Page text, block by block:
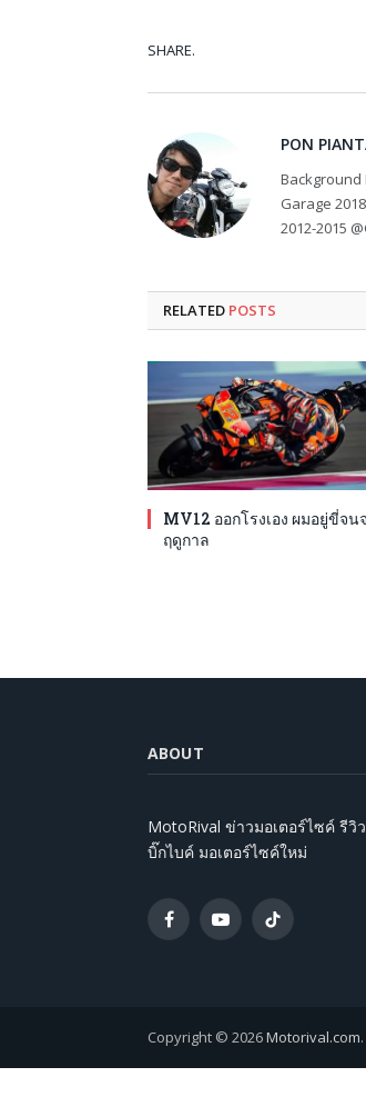
SHARE.
PON
Background
Garage
2012-2015
RELATED POSTS
MV12 ออกโรงเอง ผมอยู่ขี่จน
ฤดูกาล
ABOUT
MotoRival ข่าวมอเตอร์ไซค์ รีวิ
บิ๊กไบค์ มอเตอร์ไซค์ใหม่
FacebookYouTubeTikTok
Copyright © 2026Motorival.com.